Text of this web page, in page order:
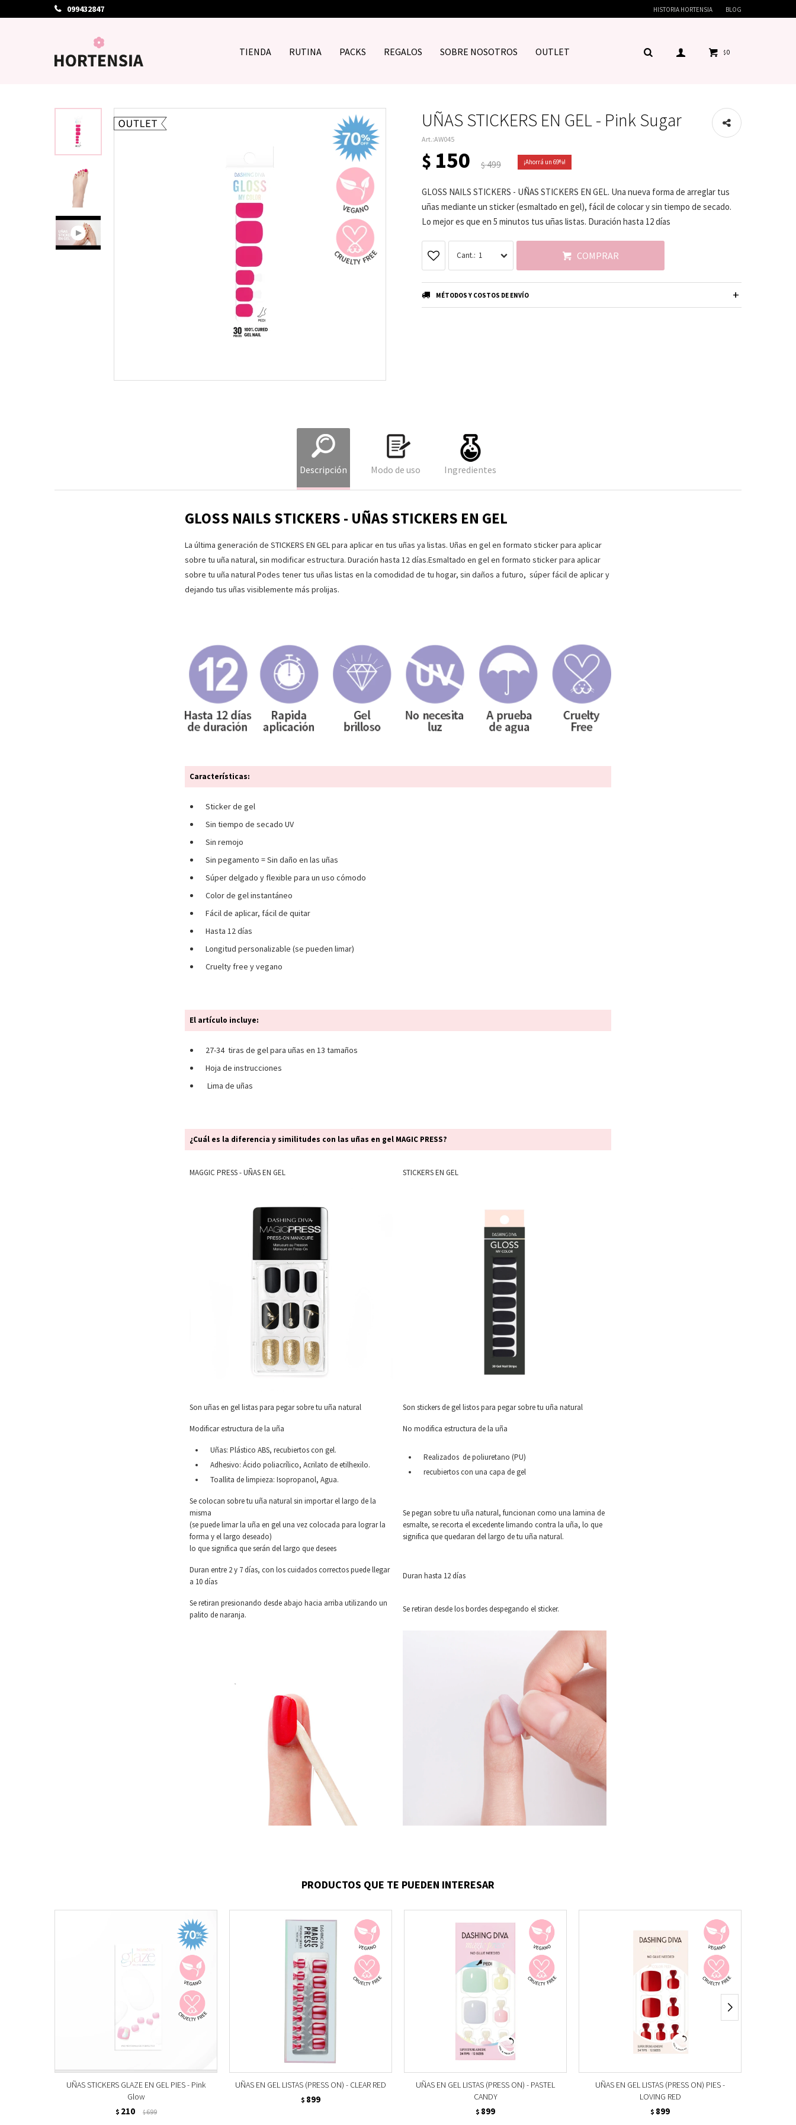
TIENDA RUTINA PACKS REGALOS SOBRE NOSOTROS OUTLET $0
099432847 HISTORIA HORTENSIA BLOG
UÑAS STICKERS EN GEL - Pink Sugar
AW045
$ 150 $499 69
GLOSS NAILS STICKERS - UÑAS STICKERS EN GEL. Una nueva forma de arreglar tus
uñas mediante un sticker (esmaltado en gel), fácil de colocar y sin tiempo de secado.
Lo mejor es que en 5 minutos tus uñas listas. Duración hasta 12 días
1 COMPRAR
MÉTODOS Y COSTOS DE ENVÍO
Descripción Modo de uso Ingredientes
GLOSS NAILS STICKERS - UÑAS STICKERS EN GEL
La última generación de STICKERS EN GEL para aplicar en tus uñas ya listas. Uñas en gel en formato sticker para aplicar
sobre tu uña natural, sin modificar estructura. Duración hasta 12 días.Esmaltado en gel en formato sticker para aplicar
sobre tu uña natural Podes tener tus uñas listas en la comodidad de tu hogar, sin daños a futuro, súper fácil de aplicar y
dejando tus uñas visiblemente más prolijas.
Características:
Sticker de gel
Sin tiempo de secado UV
Sin remojo
Sin pegamento = Sin daño en las uñas
Súper delgado y flexible para un uso cómodo
Color de gel instantáneo
Fácil de aplicar, fácil de quitar
Hasta 12 días
Longitud personalizable (se pueden limar)
Cruelty free y vegano
El artículo incluye:
27-34 tiras de gel para uñas en 13 tamaños
Hoja de instrucciones
Lima de uñas
¿Cuál es la diferencia y similitudes con las uñas en gel MAGIC PRESS?
MAGGIC PRESS - UÑAS EN GEL STICKERS EN GEL
Son uñas en gel listas para pegar sobre tu uña natural Son stickers de gel listos para pegar sobre tu uña natural
Modificar estructura de la uña No modifica estructura de la uña
Uñas: Plástico ABS, recubiertos con gel.
Adhesivo: Ácido poliacrílico, Acrilato de etilhexilo.
Toallita de limpieza: Isopropanol, Agua.
Realizados de poliuretano (PU)
recubiertos con una capa de gel
Se colocan sobre tu uña natural sin importar el largo de la
misma
(se puede limar la uña en gel una vez colocada para lograr la
forma y el largo deseado)
lo que significa que serán del largo que desees
Se pegan sobre tu uña natural, funcionan como una lamina de
esmalte, se recorta el excedente limando contra la uña, lo que
significa que quedaran del largo de tu uña natural.
Duran entre 2 y 7 días, con los cuidados correctos puede llegar
a 10 días
Duran hasta 12 días
Se retiran presionando desde abajo hacia arriba utilizando un
palito de naranja.
Se retiran desde los bordes despegando el sticker.
PRODUCTOS QUE TE PUEDEN INTERESAR
UÑAS STICKERS GLAZE EN GEL PIES - Pink
Glow
$ 210 $699
UÑAS EN GEL LISTAS (PRESS ON) - CLEAR RED
$ 899
UÑAS EN GEL LISTAS (PRESS ON) - PASTEL
CANDY
$ 899
UÑAS EN GEL LISTAS (PRESS ON) PIES -
LOVING RED
$ 899